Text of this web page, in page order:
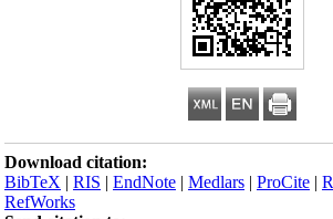
Download citation:
BibTeX |RIS |EndNote |Medlars |ProCite |
RefWorks